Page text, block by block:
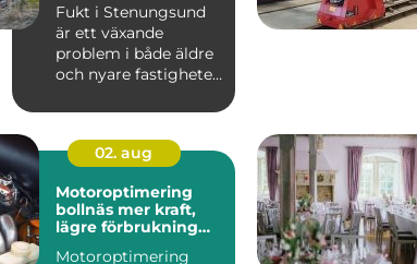
Fukt i Stenungsund
är ett växande
problem i både äldre
och nyare fastigheter,
02. aug
Motoroptimering
bollnäs mer kraft,
lägre förbrukning
Motoroptimering